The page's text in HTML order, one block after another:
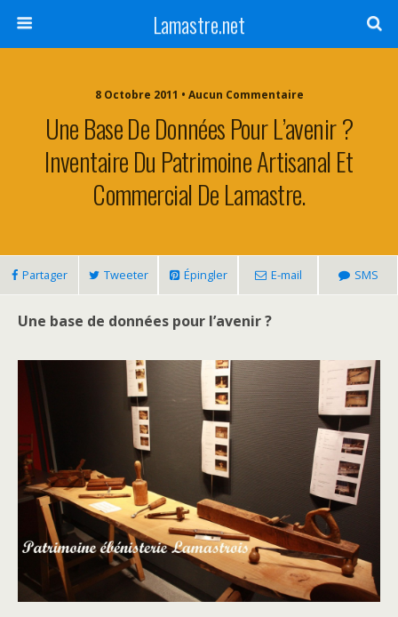
Lamastre.net
8 Octobre 2011 • Aucun Commentaire
Une Base De Données Pour L’avenir ?
Inventaire Du Patrimoine Artisanal Et
Commercial De Lamastre.
Partager Tweeter Épingler E-mail SMS
Une base de données pour l’avenir ?